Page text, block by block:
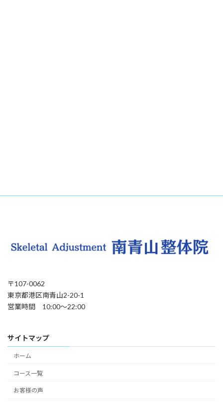
〒107-0062
東京都港区南青山2-20-1
営業時間 10:00〜22:00
サイトマップ
ホーム
コース一覧
お客様の声